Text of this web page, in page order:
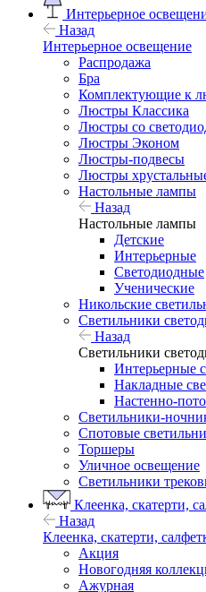
Интерьерное
Назад
Интерьерное освещение
Распродажа
Бра
Комплектующие к
Люстры Классика
Люстры со
Люстры Эконом
Люстры-подвесы
Люстры
Настольные лампы
Назад
Настольные лампы
Детские
Интерьерные
Светодиодные
Ученические
Никольские
Светильники
Назад
Светильники
Интерьерные
Накладные
Настенно-
Светильники-
Спотовые
Торшеры
Уличное освещение
Светильники
Клеенка, скатерти,
Назад
Клеенка, скатерти,
Акция
Новогодняя
Ажурная